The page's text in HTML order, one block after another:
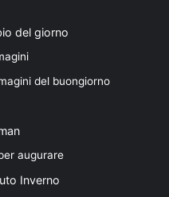
del giorno
del buongiorno
augurare
Inverno